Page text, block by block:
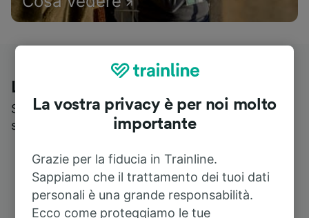
Le recensioni dei nostri viaggiatori
Scopri cosa pensa realmente chi utilizza i nostri
servizi
La vostra privacy è per noi molto
importante
Grazie per la fiducia in Trainline.
Sappiamo che il trattamento dei tuoi dati
personali è una grande responsabilità.
Ecco come proteggiamo le tue